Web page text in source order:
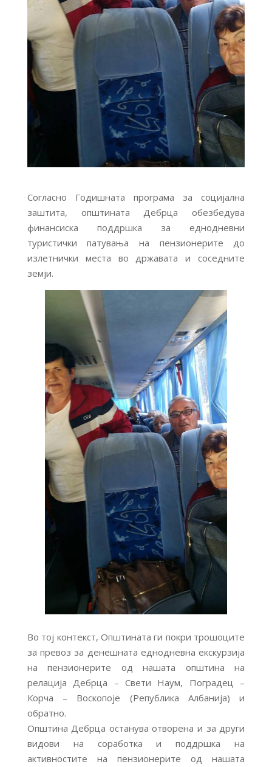
Согласно Годишната програма за социјална
заштита, општината Дебрца обезбедува
финансиска поддршка за еднодневни
туристички патувања на пензионерите до
излетнички места во државата и соседните
земји.
Во тој контекст, Општината ги покри трошоците
за превоз за денешната еднодневна екскурзија
на пензионерите од нашата општина на
релација Дебрца – Свети Наум, Поградец –
Корча – Воскопоје (Република Албанија) и
обратно.
Општина Дебрца останува отворена и за други
видови на соработка и поддршка на
активностите на пензионерите од нашата